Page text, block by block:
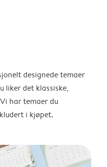
designede temaer
liker det klassiske,
har temaer du
i kjøpet.